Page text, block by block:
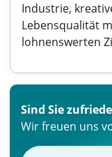
Industrie,
Lebensqualität
lohnenswerten
Sind Sie
Wir freuen uns